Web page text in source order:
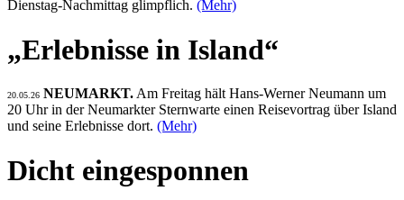
Dienstag-Nachmittag glimpflich. (Mehr)
„Erlebnisse in Island“
20.05.26 NEUMARKT. Am Freitag hält Hans-Werner Neumann um
20 Uhr in der Neumarkter Sternwarte einen Reisevortrag über Island
und seine Erlebnisse dort. (Mehr)
Dicht eingesponnen